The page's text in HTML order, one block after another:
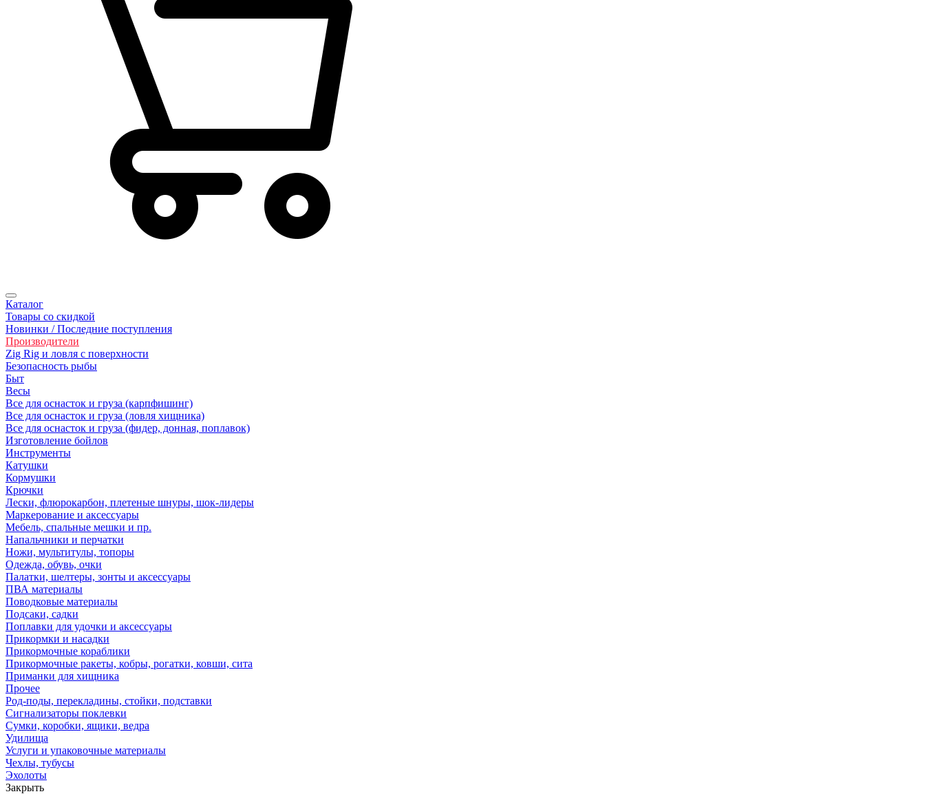
Каталог
Товары со скидкой
Новинки / Последние поступления
Производители
Zig Rig и ловля с поверхности
Безoпасность рыбы
Быт
Весы
Все для оснасток и груза (карпфишинг)
Все для оснасток и груза (ловля хищника)
Все для оснасток и груза (фидер, донная, поплавок)
Изготовление бойлов
Инструменты
Катушки
Кормушки
Крючки
Лески, флюрокарбон, плетеные шнуры, шок-лидеры
Маркерование и аксессуары
Мебель, спальные мешки и пр.
Напальчники и перчатки
Ножи, мультитулы, топоры
Одежда, обувь, очки
Палатки, шелтеры, зонты и аксессуары
ПВА материалы
Поводковые материалы
Подсаки, садки
Поплавки для удочки и аксессуары
Прикормки и насадки
Прикормочные кораблики
Прикормочные ракеты, кобры, рогатки, ковши, сита
Приманки для хищника
Прочее
Род-поды, перекладины, стойки, подставки
Сигнализаторы поклевки
Сумки, коробки, ящики, ведра
Удилища
Услуги и упаковочные материалы
Чехлы, тубусы
Эхолоты
Закрыть